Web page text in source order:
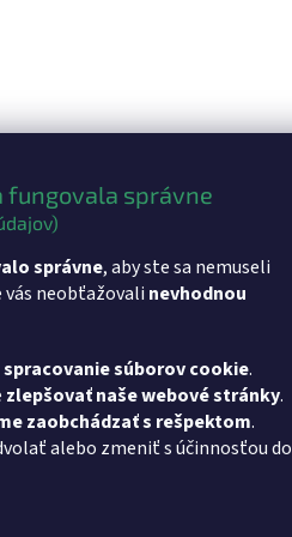
fungovala správne
správne, aby ste sa nemuseli
vás neobťažovali nevhodnou
spracovanie súborov cookie.
zlepšovať naše webové stránky.
zaobchádzať s rešpektom.
alebo zmeniť s účinnosťou do